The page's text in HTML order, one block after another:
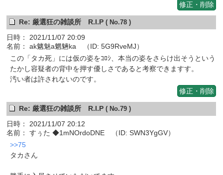
修正・削除
Re: 厳選狂の雑談所 R.I.P( No.78 )
日時： 2021/11/07 20:09
名前： ak魑魅a魍魎ka （ID: 5G9RveMJ）
この「タカ死」には仮の姿をｺﾛｼ、本当の姿をさらけ出そうという
たかし容疑者の背中を押す優しさであると考察できますす。
汚い者は許されないのです。
修正・削除
Re: 厳選狂の雑談所 R.I.P( No.79 )
日時： 2021/11/07 20:12
名前： すぅた ◆1mNOrdoDNE （ID: SWN3YgGV）
>>75
タカさん